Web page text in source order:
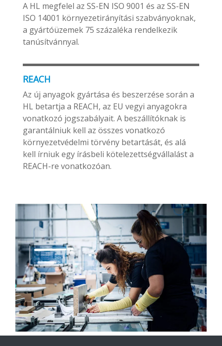
A HL megfelel az SS-EN ISO 9001 és az SS-EN
ISO 14001 környezetirányítási szabványoknak,
a gyártóüzemek 75 százaléka rendelkezik
tanúsítvánnyal.
REACH
Az új anyagok gyártása és beszerzése során a
HL betartja a REACH, az EU vegyi anyagokra
vonatkozó jogszabályait. A beszállítóknak is
garantálniuk kell az összes vonatkozó
környezetvédelmi törvény betartását, és alá
kell írniuk egy írásbeli kötelezettségvállalást a
REACH-re vonatkozóan.